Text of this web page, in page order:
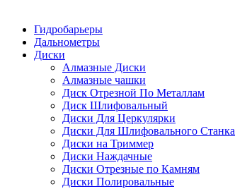
Гидробарьеры
Дальнометры
Диски
Алмазные Диски
Алмазные чашки
Диск Отрезной По Металлам
Диск Шлифовальный
Диски Для Церкулярки
Диски Для Шлифовального Станка
Диски на Триммер
Диски Наждачные
Диски Отрезные по Камням
Диски Полировальные